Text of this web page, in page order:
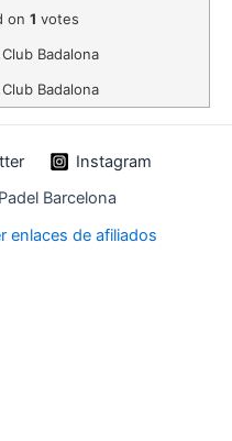
on 1 votes
Badalona
Badalona
Instagram
Barcelona
enlaces de afiliados